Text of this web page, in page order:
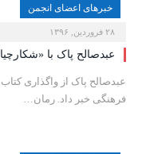
خبرهای اعضای انجمن
۲۸ فروردین, ۱۳۹۶
عبدصالح پاک با
عبدصالح پاک از واگذاری
فرهنگی خبر داد. رمان…